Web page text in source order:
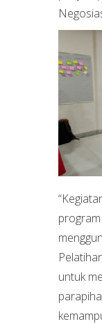
untuk